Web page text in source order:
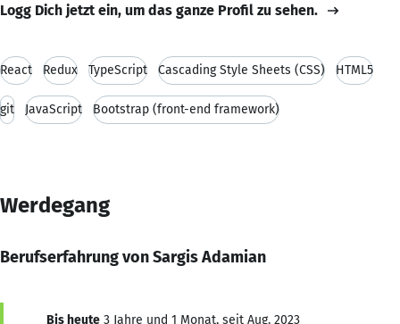
Logg Dich jetzt ein, um das ganze Profil zu sehen.
React Redux TypeScript Cascading Style Sheets (CSS) HTML5
git JavaScript Bootstrap (front-end framework)
Werdegang
Berufserfahrung von Sargis Adamian
Bis heute 3 Jahre und 1 Monat, seit Aug. 2023